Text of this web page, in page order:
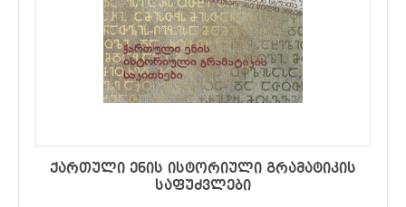
ქართული ენის ისტორიული გრამატიკის
საფუძვლები